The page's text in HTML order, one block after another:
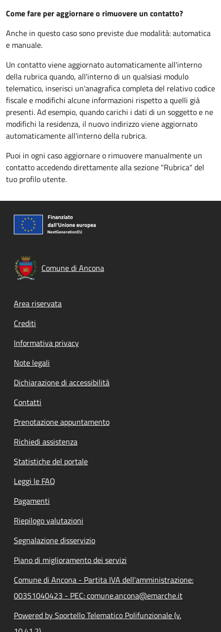
Come fare per aggiornare o rimuovere un contatto?
Anche in questo caso sono previste due modalità: automatica
e manuale.
Un contatto viene aggiornato automaticamente all'interno
della rubrica quando, all'interno di un qualsiasi modulo
telematico, inserisci un'anagrafica completa del relativo codice
fiscale e modifichi alcune informazioni rispetto a quelli già
presenti. Ad esempio, quando carichi i dati di un soggetto e ne
modifichi la residenza, il nuovo indirizzo viene aggiornato
automaticamente all'interno della rubrica.
Puoi in ogni caso aggiornare o rimuovere manualmente un
contatto accedendo direttamente alla sezione "Rubrica" del
tuo profilo utente.
Comune di Ancona
Footer menu
Area riservata
Crediti
Informativa privacy
Note legali
Dichiarazione di accessibilità
Contatti
Prenotazione appuntamento
Richiedi assistenza
Statistiche del portale
Leggi le FAQ
Pagamenti
Riepilogo valutazioni
Segnalazione disservizio
Piano di miglioramento dei servizi
Comune di Ancona - Partita IVA dell'amministrazione:
00351040423 - PEC: comune.ancona@emarche.it
Powered by Sportello Telematico Polifunzionale (v.